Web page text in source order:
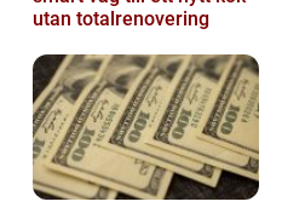
utan totalrenovering